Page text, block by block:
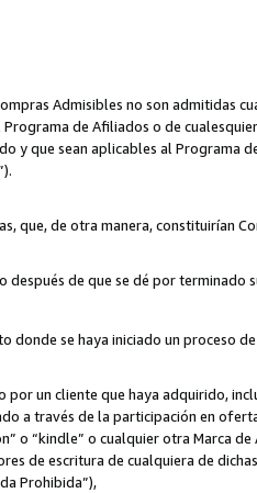
Admisibles no son admitidas
de Afiliados o de
y que sean aplicables al Programa
que, de otra manera, constituirían
después de que se dé por terminado
donde se haya iniciado un proceso
por un cliente que haya adquirido,
a través de la participación en
o “kindle” o cualquier otra Marca
de escritura de cualquiera de
Prohibida”),